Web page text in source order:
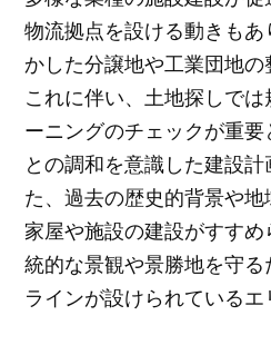
物流拠点を設ける動きも
かした分譲地や工業団地の
これに伴い、土地探しで
ーニングのチェックが重
との調和を意識した建設
た、過去の歴史的背景や
家屋や施設の建設がすす
統的な景観や景勝地を守
ラインが設けられているエ